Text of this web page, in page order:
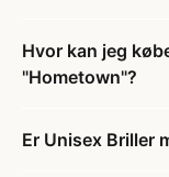
Hvor kan jeg
"Hometown"?
Er Unisex Briller